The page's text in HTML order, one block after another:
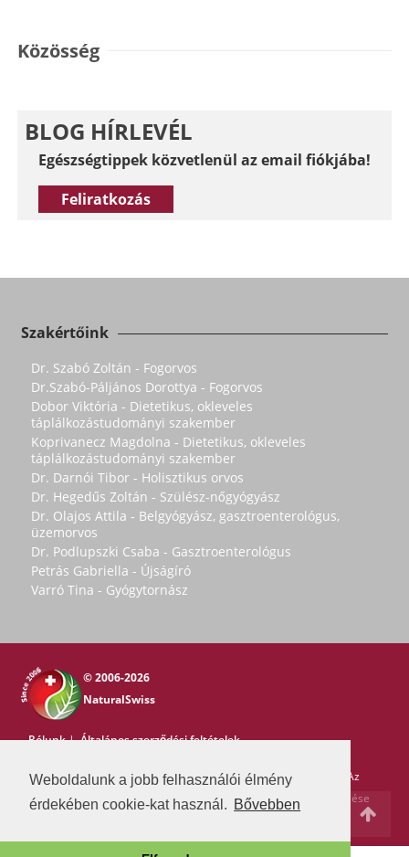
Weboldalunk a jobb felhasználói élmény
érdekében cookie-kat használ. Bővebben
Közösség
BLOG HÍRLEVÉL
Egészségtippek közvetlenül az email fiókjába!
Feliratkozás
Szakértőink
Dr. Szabó Zoltán - Fogorvos
Dr.Szabó-Páljános Dorottya - Fogorvos
Dobor Viktória - Dietetikus, okleveles
táplálkozástudományi szakember
Koprivanecz Magdolna - Dietetikus, okleveles
táplálkozástudományi szakember
Dr. Darnói Tibor - Holisztikus orvos
Dr. Hegedűs Zoltán - Szülész-nőgyógyász
Dr. Olajos Attila - Belgyógyász, gasztroenterológus,
üzemorvos
Dr. Podlupszki Csaba - Gasztroenterológus
Petrás Gabriella - Újságíró
Varró Tina - Gyógytornász
© 2006-2026
NaturalSwiss
Rólunk|Általános szerződési feltételek
Copyright © 2006-2026 NaturalSwissMinden jog fenntartva. Az
oldal tartalma nem másolható a Natural Swiss írásos beleegyezése